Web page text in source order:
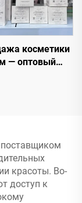
косметики
— оптовый
красоты. Во-
доступ к